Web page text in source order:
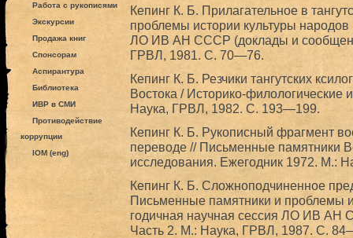
Работа с рукописями
Экскурсии
Продажа книг
Спонсорам
Аспирантура
Библиотека
ИВР в СМИ
Противодействие
коррупции
IOM (eng)
Кепинг К. Б. Прилагательное в
проблемы истории культуры
ЛО ИВ АН СССР (доклады и
ГРВЛ, 1981. С. 70—76.
Кепинг К. Б. Резчики тангутских
Востока / Историко-филологические
Наука, ГРВЛ, 1982. С. 193—199.
Кепинг К. Б. Рукописный фрагмент
переводе // Письменные памятники
исследования. Ежегодник 1972. М.:
Кепинг К. Б. Сложноподчиненное
Письменные памятники и проблемы
годичная научная сессия ЛО ИВ АН
Часть 2. М.: Наука, ГРВЛ, 1987. С.